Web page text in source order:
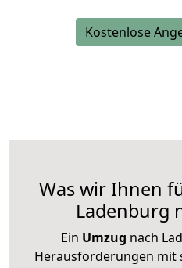
Kostenlose
Was wir Ihnen
Ladenburg
Ein Umzug nach
Herausforderungen mit